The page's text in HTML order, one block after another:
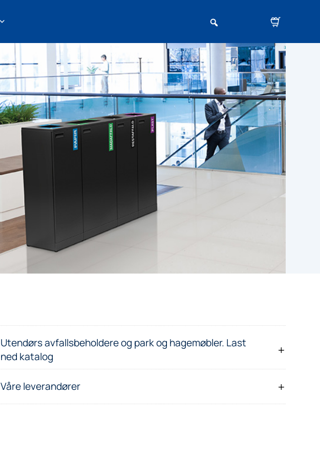
Utendørs avfallsbeholdere og park og hagemøbler. Last
ned katalog
Våre leverandører